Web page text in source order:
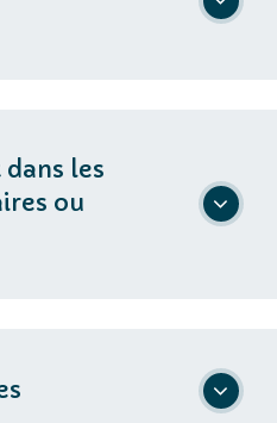
les
ou